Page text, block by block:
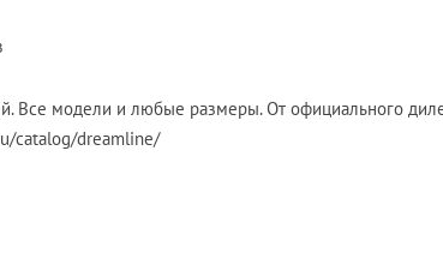
Все модели и любые размеры. От официального
catalog/dreamline/